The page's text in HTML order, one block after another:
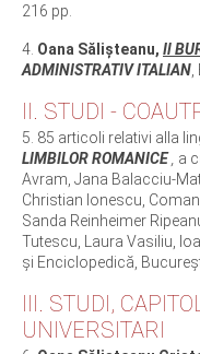
216 pp.
4. Oana Sălișteanu, Il
ADMINISTRATIV ITALIAN
II. STUDI -
5. 85 articoli relativi alla
LIMBILOR ROMANICE a
Avram, Jana Balacciu-
Christian Ionescu,
Sanda Reinheimer
Tutescu, Laura Vasiliu,
şi Enciclopedică,
III. STUDI,
UNIVERSITARI